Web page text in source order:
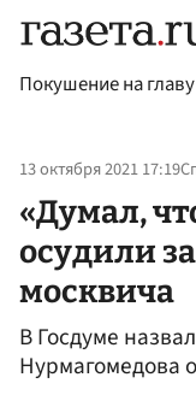
Покушение на
13 октября 2021 17:19
«Думал,
осудили
москвича
В Госдуме
Нурмагомедова